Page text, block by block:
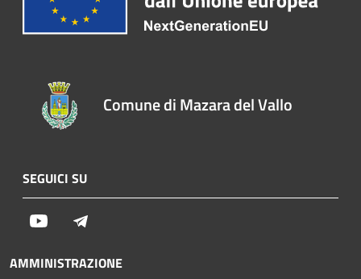
Comune di Mazara del Vallo
SEGUICI SU
Youtube
AMMINISTRAZIONE